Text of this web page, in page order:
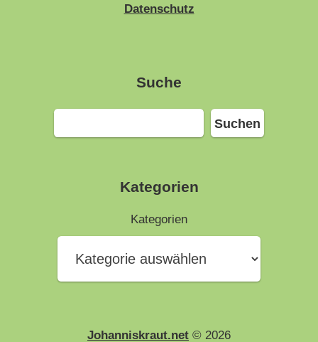
Datenschutz
Suche
Suchen
Suchen
Kategorien
Kategorien
Johanniskraut.net © 2026